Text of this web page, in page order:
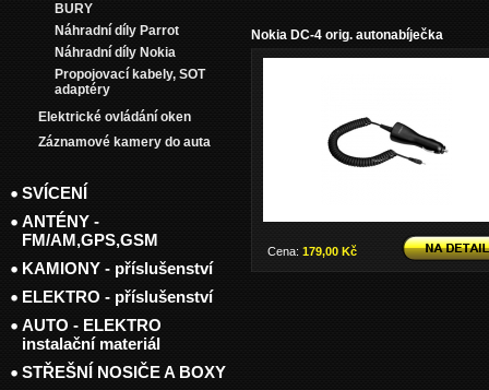
Nokia DC-4 orig. autonabíječka
Cena: 179,00 Kč
BURY
Náhradní díly Parrot
Náhradní díly Nokia
Propojovací kabely, SOT
adaptéry
Elektrické ovládání oken
Záznamové kamery do auta
SVÍCENÍ
ANTÉNY -
FM/AM,GPS,GSM
KAMIONY - příslušenství
ELEKTRO - příslušenství
AUTO - ELEKTRO
instalační materiál
STŘEŠNÍ NOSIČE A BOXY